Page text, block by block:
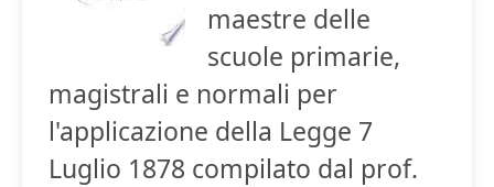
maestre delle
scuole primarie,
magistrali e normali per
l'applicazione della Legge 7
Luglio 1878 compilato dal prof.